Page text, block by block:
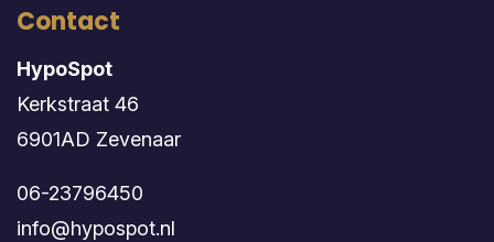
Contact
HypoSpot
Kerkstraat 46
6901AD Zevenaar
06-23796450
info@hypospot.nl